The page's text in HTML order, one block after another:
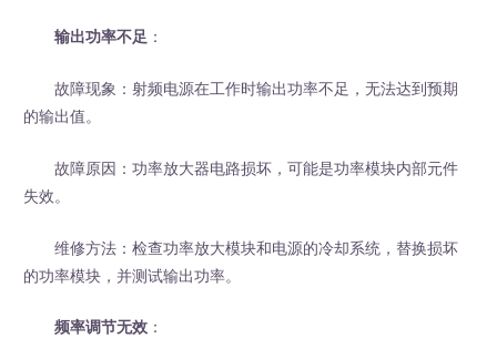
输出功率不足 ：
故障现象：射频电源在工作时输出功率不足，无法达到预期
的输出值。
故障原因：功率放大器电路损坏，可能是功率模块内部元件
失效。
维修方法：检查功率放大模块和电源的冷却系统，替换损坏
的功率模块，并测试输出功率。
频率调节无效 ：